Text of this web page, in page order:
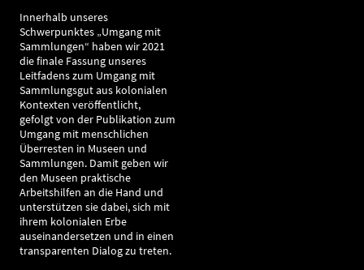
Innerhalb unseres
Schwerpunktes „Umgang mit
Sammlungen“ haben wir 2021
die finale Fassung unseres
Leitfadens zum Umgang mit
Sammlungsgut aus kolonialen
Kontexten veröffentlicht,
gefolgt von der Publikation zum
Umgang mit menschlichen
Überresten in Museen und
Sammlungen. Damit geben wir
den Museen praktische
Arbeitshilfen an die Hand und
unterstützen sie dabei, sich mit
ihrem kolonialen Erbe
auseinandersetzen und in einen
transparenten Dialog zu treten.